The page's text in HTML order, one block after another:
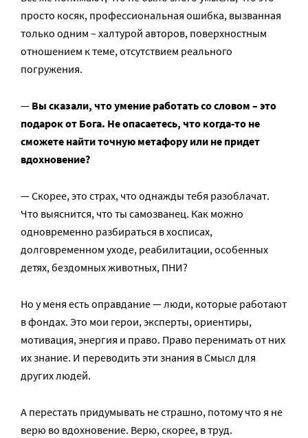
просто косяк, профессиональная ошибка, вызванная
только одним – халтурой авторов, поверхностным
отношением к теме, отсутствием реального
погружения.
— Вы сказали, что умение работать со словом – это
подарок от Бога. Не опасаетесь, что когда-то не
сможете найти точную метафору или не придет
вдохновение?
— Скорее, это страх, что однажды тебя разоблачат.
Что выяснится, что ты самозванец. Как можно
одновременно разбираться в хосписах,
долговременном уходе, реабилитации, особенных
детях, бездомных животных, ПНИ?
Но у меня есть оправдание — люди, которые работают
в фондах. Это мои герои, эксперты, ориентиры,
мотивация, энергия и право. Право перенимать от них
их знание. И переводить эти знания в Смысл для
других людей.
А перестать придумывать не страшно, потому что я не
верю во вдохновение. Верю, скорее, в труд.